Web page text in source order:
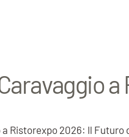
Ristorexpo 2026: Il Futuro